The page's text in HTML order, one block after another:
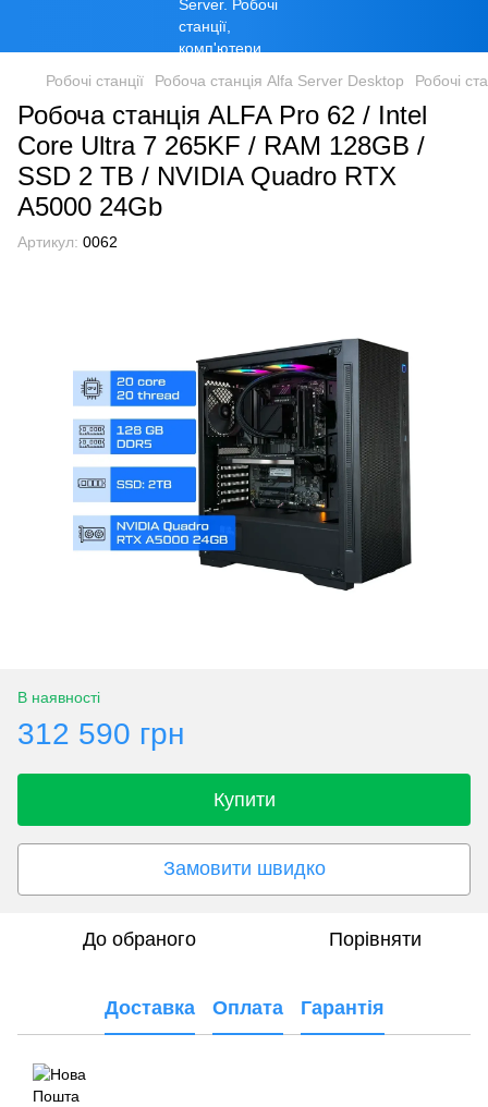
Робочі станції Робоча станція Alfa Server Desktop Робочі
Робоча станція ALFA Pro 62 / Intel
Core Ultra 7 265KF / RAM 128GB /
SSD 2 TB / NVIDIA Quadro RTX
A5000 24Gb
Артикул: 0062
В наявності
312 590 грн
Купити
Замовити швидко
До обраного Порівняти
Доставка Оплата Гарантія